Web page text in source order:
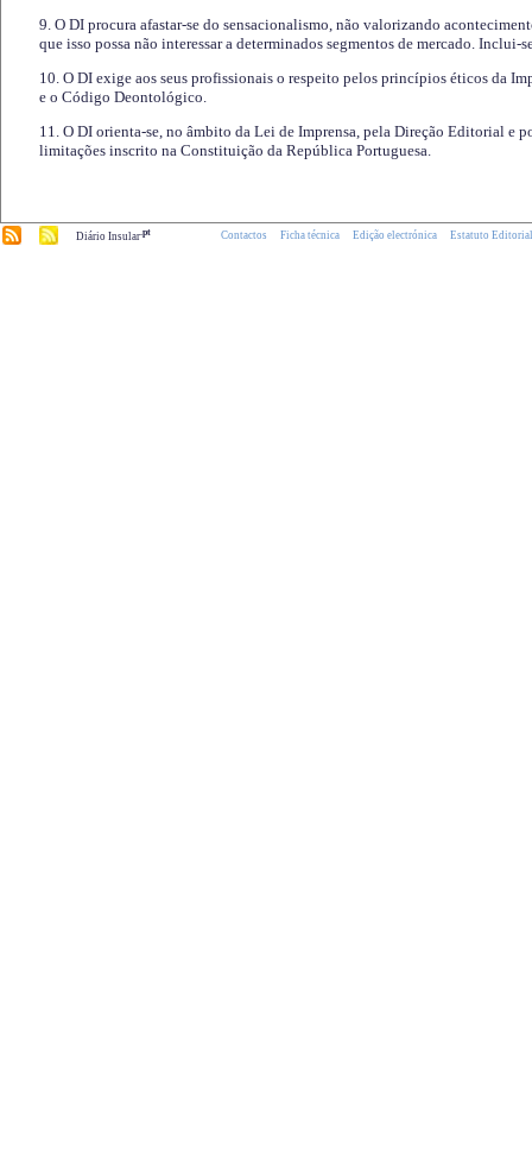
9. O DI procura afastar-se do sensacionalismo, não valorizando
que isso possa não interessar a determinados segmentos de mercado.
10. O DI exige aos seus profissionais o respeito pelos princípios éticos da
e o Código Deontológico.
11. O DI orienta-se, no âmbito da Lei de Imprensa, pela Direção Editorial e
limitações inscrito na Constituição da República Portuguesa.
Diário Insular.pt Contactos Ficha técnica Edição electrónica Estatuto Editorial